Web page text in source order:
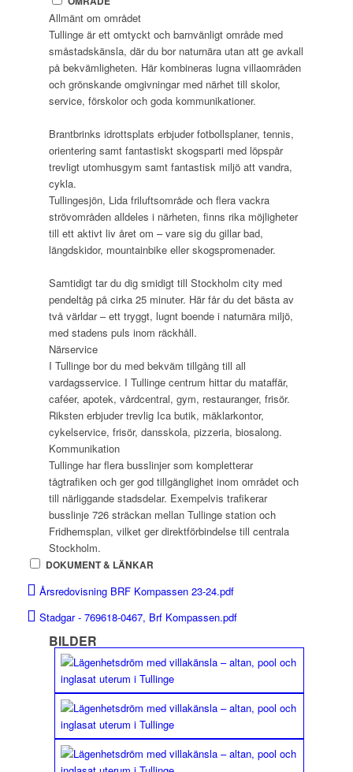
Allmänt om området
Tullinge är ett omtyckt och barnvänligt område med
småstadskänsla, där du bor naturnära utan att ge avkall
på bekvämligheten. Här kombineras lugna villaområden
och grönskande omgivningar med närhet till skolor,
service, förskolor och goda kommunikationer.
Brantbrinks idrottsplats erbjuder fotbollsplaner, tennis,
orientering samt fantastiskt skogsparti med löpspår
trevligt utomhusgym samt fantastisk miljö att vandra,
cykla.
Tullingesjön, Lida friluftsområde och flera vackra
strövområden alldeles i närheten, finns rika möjligheter
till ett aktivt liv året om – vare sig du gillar bad,
längdskidor, mountainbike eller skogspromenader.
Samtidigt tar du dig smidigt till Stockholm city med
pendeltåg på cirka 25 minuter. Här får du det bästa av
två världar – ett tryggt, lugnt boende i naturnära miljö,
med stadens puls inom räckhåll.
Närservice
I Tullinge bor du med bekväm tillgång till all
vardagsservice. I Tullinge centrum hittar du mataffär,
caféer, apotek, vårdcentral, gym, restauranger, frisör.
Riksten erbjuder trevlig Ica butik, mäklarkontor,
cykelservice, frisör, dansskola, pizzeria, biosalong.
Kommunikation
Tullinge har flera busslinjer som kompletterar
tågtrafiken och ger god tillgänglighet inom området och
till närliggande stadsdelar. Exempelvis trafikerar
busslinje 726 sträckan mellan Tullinge station och
Fridhemsplan, vilket ger direktförbindelse till centrala
Stockholm.
DOKUMENT & LÄNKAR
Årsredovisning BRF Kompassen 23-24.pdf
Stadgar - 769618-0467, Brf Kompassen.pdf
BILDER